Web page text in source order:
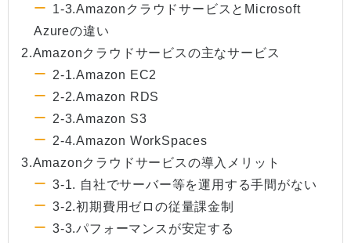
1-3.AmazonクラウドサービスとMicrosoft
Azureの違い
2.Amazonクラウドサービスの主なサービス
2-1.Amazon EC2
2-2.Amazon RDS
2-3.Amazon S3
2-4.Amazon WorkSpaces
3.Amazonクラウドサービスの導入メリット
3-1. 自社でサーバー等を運用する手間がない
3-2.初期費用ゼロの従量課金制
3-3.パフォーマンスが安定する